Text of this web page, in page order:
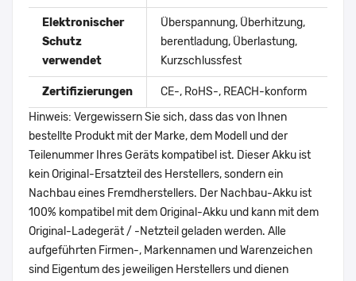
Elektronischer
Schutz
verwendet
Überspannung, Überhitzung,
berentladung, Überlastung,
Kurzschlussfest
Zertifizierungen
CE-, RoHS-, REACH-konform
Hinweis: Vergewissern Sie sich, dass das von Ihnen
bestellte Produkt mit der Marke, dem Modell und der
Teilenummer Ihres Geräts kompatibel ist. Dieser Akku ist
kein Original-Ersatzteil des Herstellers, sondern ein
Nachbau eines Fremdherstellers. Der Nachbau-Akku ist
100% kompatibel mit dem Original-Akku und kann mit dem
Original-Ladegerät / -Netzteil geladen werden. Alle
aufgeführten Firmen-, Markennamen und Warenzeichen
sind Eigentum des jeweiligen Herstellers und dienen